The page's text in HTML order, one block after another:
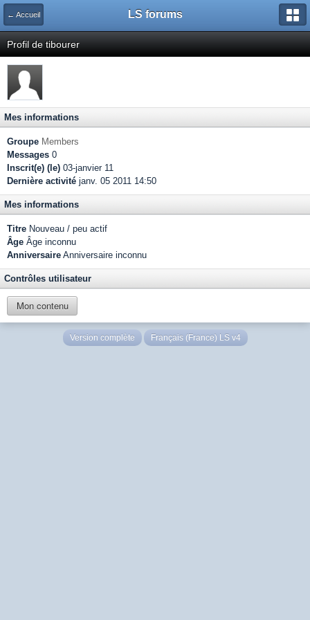
← Accueil LS forums
Profil de tibourer
Mes informations
Groupe Members
Messages 0
Inscrit(e) (le) 03-janvier 11
Dernière activité janv. 05 2011 14:50
Mes informations
Titre Nouveau / peu actif
Âge Âge inconnu
Anniversaire Anniversaire inconnu
Contrôles utilisateur
Mon contenu
Version complète Français (France) LS v4